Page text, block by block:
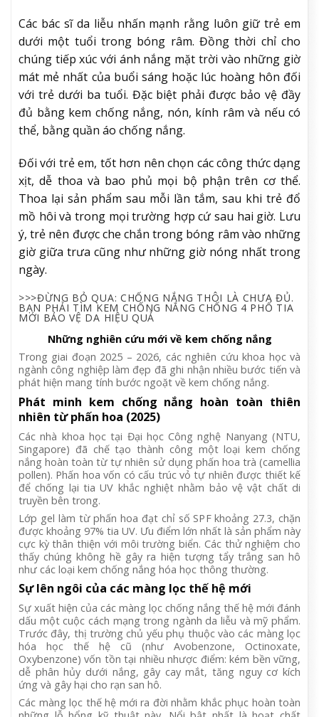
Các bác sĩ da liễu nhấn mạnh rằng luôn giữ trẻ em
dưới một tuổi trong bóng râm. Đồng thời chỉ cho
chúng tiếp xúc với ánh nắng mặt trời vào những giờ
mát mẻ nhất của buổi sáng hoặc lúc hoàng hôn đối
với trẻ dưới ba tuổi. Đặc biệt phải được bảo vệ đầy
đủ bằng kem chống nắng, nón, kính râm và nếu có
thể, bằng quần áo chống nắng.
Đối với trẻ em, tốt hơn nên chọn các công thức dạng
xịt, dễ thoa và bao phủ mọi bộ phận trên cơ thể.
Thoa lại sản phẩm sau mỗi lần tắm, sau khi trẻ đổ
mồ hôi và trong mọi trường hợp cứ sau hai giờ. Lưu
ý, trẻ nên được che chắn trong bóng râm vào những
giờ giữa trưa cũng như những giờ nóng nhất trong
ngày.
>>>ĐỪNG BỎ QUA: CHỐNG NẮNG THÔI LÀ CHƯA ĐỦ.
BẠN PHẢI TÌM KEM CHỐNG NẮNG CHỐNG 4 PHỔ TIA
MỚI BẢO VỆ DA HIỆU QUẢ
Những nghiên cứu mới về kem chống nắng
Trong giai đoạn 2025 – 2026, các nghiên cứu khoa học và
ngành công nghiệp làm đẹp đã ghi nhận nhiều bước tiến và
phát hiện mang tính bước ngoặt về kem chống nắng.
Phát minh kem chống nắng hoàn toàn thiên
nhiên từ phấn hoa (2025)
Các nhà khoa học tại Đại học Công nghệ Nanyang (NTU,
Singapore) đã chế tạo thành công một loại kem chống
nắng hoàn toàn từ tự nhiên sử dụng phấn hoa trà (camellia
pollen). Phấn hoa vốn có cấu trúc vỏ tự nhiên được thiết kế
để chống lại tia UV khắc nghiệt nhằm bảo vệ vật chất di
truyền bên trong.
Lớp gel làm từ phấn hoa đạt chỉ số SPF khoảng 27.3, chặn
được khoảng 97% tia UV. Ưu điểm lớn nhất là sản phẩm này
cực kỳ thân thiện với môi trường biển. Các thử nghiệm cho
thấy chúng không hề gây ra hiện tượng tẩy trắng san hô
như các loại kem chống nắng hóa học thông thường.
Sự lên ngôi của các màng lọc thế hệ mới
Sự xuất hiện của các màng lọc chống nắng thế hệ mới đánh
dấu một cuộc cách mạng trong ngành da liễu và mỹ phẩm.
Trước đây, thị trường chủ yếu phụ thuộc vào các màng lọc
hóa học thế hệ cũ (như Avobenzone, Octinoxate,
Oxybenzone) vốn tồn tại nhiều nhược điểm: kém bền vững,
dễ phân hủy dưới nắng, gây cay mắt, tăng nguy cơ kích
ứng và gây hại cho rạn san hô.
Các màng lọc thế hệ mới ra đời nhằm khắc phục hoàn toàn